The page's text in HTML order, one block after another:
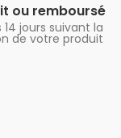
ou remboursé
14 jours suivant la
de votre produit